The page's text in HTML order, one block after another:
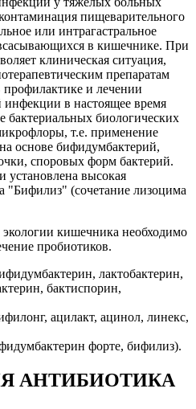
пищеварительного
или интрагастральное
в кишечнике. При
клиническая ситуация,
препаратам
и лечении
инфекции в настоящее время
бактериальных биологических
т.е. применение
основе бифидумбактерий,
споровых форм бактерий.
установлена высокая
"Бифилиз" (сочетание лизоцима
кишечника необходимо
пробиотиков.
лактобактерин,
бактиспорин,
ацилакт, ацинол, линекс,
форте, бифилиз).
АНТИБИОТИКА